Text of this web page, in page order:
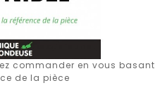
commander en vous basant
de la pièce